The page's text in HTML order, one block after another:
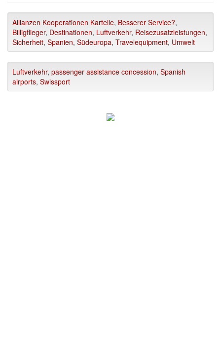
Allianzen Kooperationen Kartelle, Besserer Service?,
Billigflieger, Destinationen, Luftverkehr, Reisezusatzleistungen,
Sicherheit, Spanien, Südeuropa, Travelequipment, Umwelt
Luftverkehr, passenger assistance concession, Spanish
airports, Swissport